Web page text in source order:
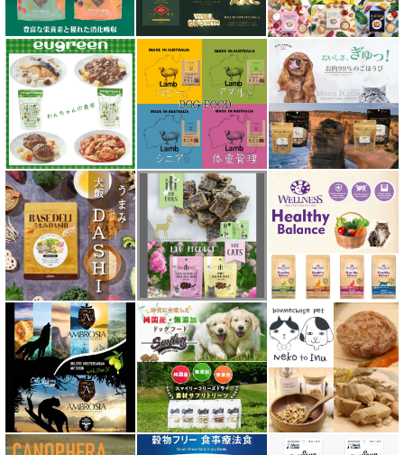
シルクフル SILKFULL
ジーランディア Zealandia
スマイリー Smiley
ソウルメイト SoulMate
ソリッドゴールド Solid Gold
ディアブロ（Deer Blow）
テラカニス TerraCanis
テラフェリス TerraFelis
テラカニス ハーバルヒーローズ
トライバル TRIBAL
ナチュラルコード NATURAL CODE
ナチュラルハーベスト Natural Harvest